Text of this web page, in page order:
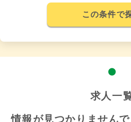
この条件で
求人一
情報が見つかりませんで